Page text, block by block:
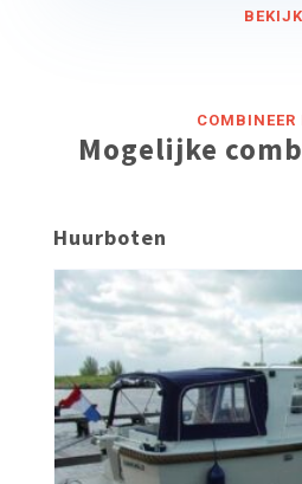
COMBINEER
Mogelijke
Huurboten